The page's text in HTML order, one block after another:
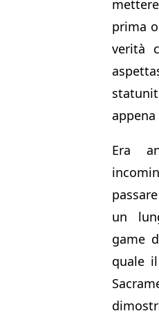
prima
verità
appena
Era
un
game
quale